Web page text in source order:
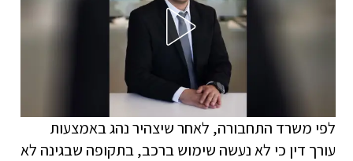
לפי משרד התחבורה, לאחר שיצהיר נהג באמצעות
עורך דין כי לא נעשה שימוש ברכב, בתקופה שבגינה לא